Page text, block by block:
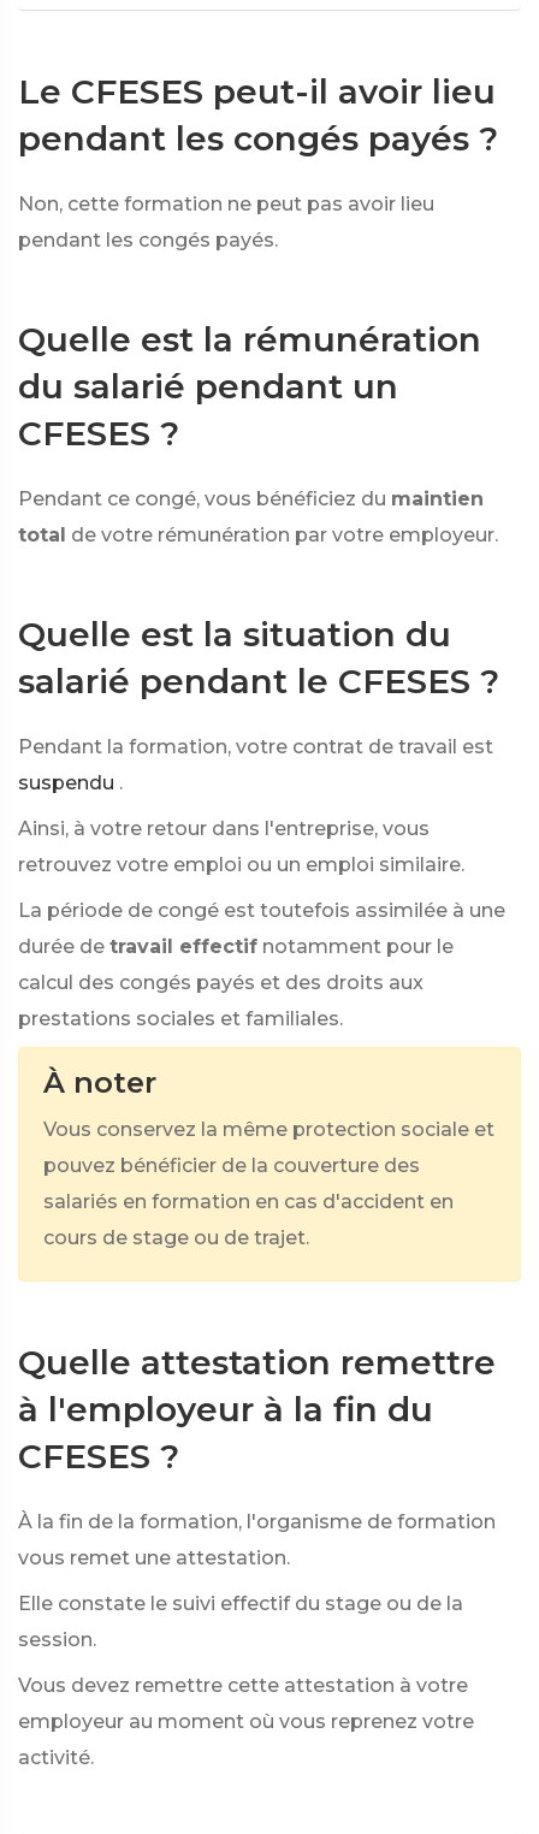
Le CFESES peut-il avoir lieu
pendant les congés payés ?
Non, cette formation ne peut pas avoir lieu
pendant les congés payés.
Quelle est la rémunération
du salarié pendant un
CFESES ?
Pendant ce congé, vous bénéficiez du maintien
total de votre rémunération par votre employeur.
Quelle est la situation du
salarié pendant le CFESES ?
Pendant la formation, votre contrat de travail est
suspendu .
Ainsi, à votre retour dans l'entreprise, vous
retrouvez votre emploi ou un emploi similaire.
La période de congé est toutefois assimilée à une
durée de travail effectif notamment pour le
calcul des congés payés et des droits aux
prestations sociales et familiales.
À noter
Vous conservez la même protection sociale et
pouvez bénéficier de la couverture des
salariés en formation en cas d'accident en
cours de stage ou de trajet.
Quelle attestation remettre
à l'employeur à la fin du
CFESES ?
À la fin de la formation, l'organisme de formation
vous remet une attestation.
Elle constate le suivi effectif du stage ou de la
session.
Vous devez remettre cette attestation à votre
employeur au moment où vous reprenez votre
activité.